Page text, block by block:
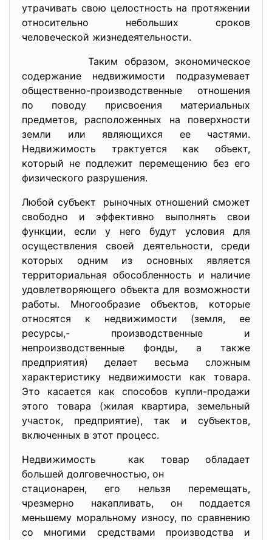
утрачивать свою целостность на протяжении
относительно небольших сроков
человеческой жизнедеятельности.
Таким образом, экономическое
содержание недвижимости подразумевает
общественно-производственные отношения
по поводу присвоения материальных
предметов, расположенных на поверхности
земли или являющихся ее частями.
Недвижимость трактуется как объект,
который не подлежит перемещению без его
физического разрушения.
Любой субъект рыночных отношений сможет
свободно и эффективно выполнять свои
функции, если у него будут условия для
осуществления своей деятельности, среди
которых одним из основных является
территориальная обособленность и наличие
удовлетворяющего объекта для возможности
работы. Многообразие объектов, которые
относятся к недвижимости (земля, ее
ресурсы,- производственные и
непроизводственные фонды, а также
предприятия) делает весьма сложным
характеристику недвижимости как товара.
Это касается как способов купли-продажи
этого товара (жилая квартира, земельный
участок, предприятие), так и субъектов,
включенных в этот процесс.
Недвижимость как товар обладает
большей долговечностью, он
стационарен, его нельзя перемещать,
чрезмерно накапливать, он поддается
меньшему моральному износу, по сравнению
со многими средствами производства и